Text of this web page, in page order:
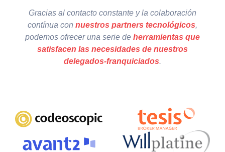
Gracias al contacto constante y la colaboración
contínua con nuestros partners tecnológicos,
podemos ofrecer una serie de herramientas que
satisfacen las necesidades de nuestros
delegados-franquiciados.